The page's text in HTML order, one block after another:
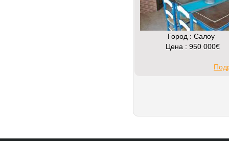
Город : Салоу
Цена : 950 000€